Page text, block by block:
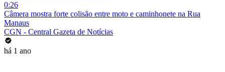
0:26
Câmera mostra forte colisão entre moto e caminhonete na Rua
Manaus
CGN - Central Gazeta de Notícias
há 1 ano